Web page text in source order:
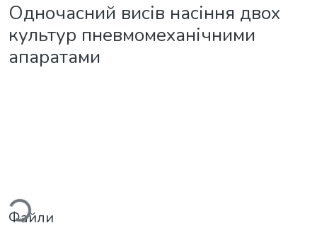
Одночасний висів насіння двох
культур пневмомеханічними
апаратами
Файли